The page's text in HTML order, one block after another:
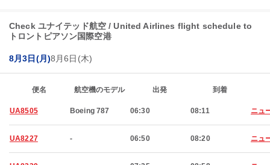
Check ユナイテッド航空 / United Airlines flight schedule to
トロントピアソン国際空港
8月3日(月)8月6日(木)
便名 航空機のモデル 出発 到着
UA8505 Boeing 787 06:30 08:11 ニュ
UA8227 - 06:50 08:20 ニュ